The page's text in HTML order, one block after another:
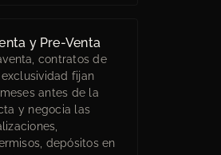
y Pre-Venta
contratos de
fijan
antes de la
y negocia las
depósitos en